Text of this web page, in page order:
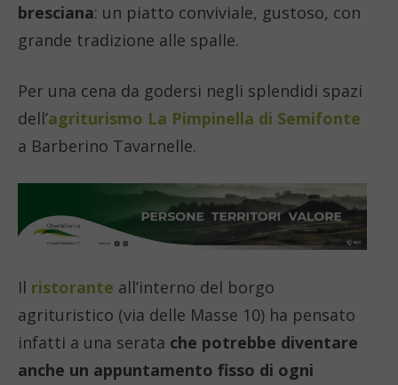
bresciana: un piatto conviviale, gustoso, con
grande tradizione alle spalle.
Per una cena da godersi negli splendidi spazi
dell’agriturismo La Pimpinella di Semifonte
a Barberino Tavarnelle.
Il ristorante all’interno del borgo
agrituristico (via delle Masse 10) ha pensato
infatti a una serata che potrebbe diventare
anche un appuntamento fisso di ogni